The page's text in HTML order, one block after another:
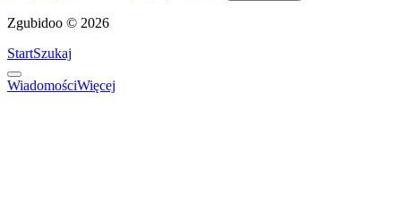
Zgubidoo © 2026
StartSzukaj
WiadomościWięcej